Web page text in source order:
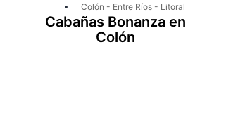
Colón - Entre Ríos - Litoral
Cabañas Bonanza en
Colón